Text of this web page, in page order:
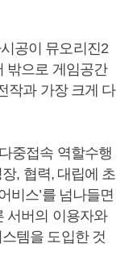
공이 뮤오리진2
밖으로 게임공간
작과 가장 크게 다
중접속 역할수행
, 협력, 대립에 초
비스’를 넘나들면
서버의 이용자와
스템을 도입한 것